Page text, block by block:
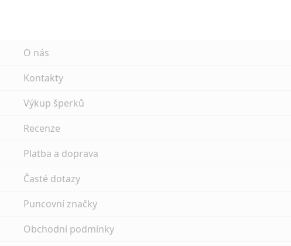
O nás
Kontakty
Výkup šperků
Recenze
Platba a doprava
Časté dotazy
Puncovní značky
Obchodní podmínky